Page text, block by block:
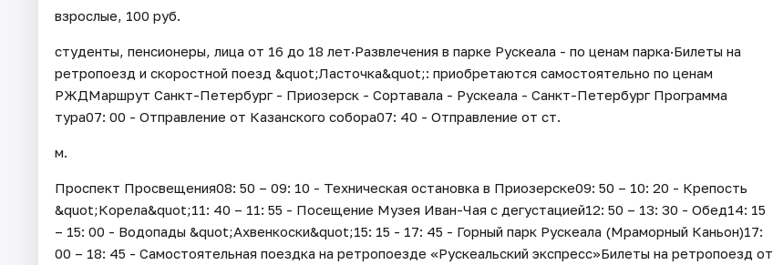
взрослые, 100 руб.
студенты, пенсионеры, лица от 16 до 18 лет·Развлечения в парке Рускеала - по ценам парка·Билеты на
ретропоезд и скоростной поезд &quot;Ласточка&quot;: приобретаются самостоятельно по ценам
РЖДМаршрут Санкт-Петербург - Приозерск - Сортавала - Рускеала - Санкт-Петербург Программа
тура07: 00 - Отправление от Казанского собора07: 40 - Отправление от ст.
м.
Проспект Просвещения08: 50 – 09: 10 - Техническая остановка в Приозерске09: 50 – 10: 20 - Крепость
&quot;Корела&quot;11: 40 – 11: 55 - Посещение Музея Иван-Чая с дегустацией12: 50 – 13: 30 - Обед14: 15
– 15: 00 - Водопады &quot;Ахвенкоски&quot;15: 15 - 17: 45 - Горный парк Рускеала (Мраморный Каньон)17:
00 – 18: 45 - Самостоятельная поездка на ретропоезде «Рускеальский экспресс»Билеты на ретропоезд от